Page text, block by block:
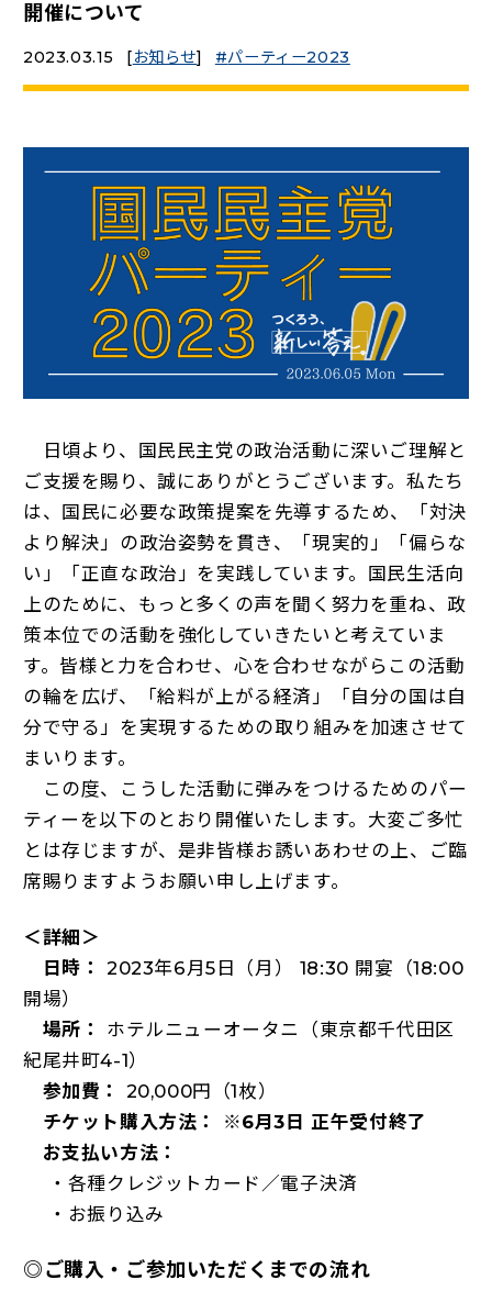
Go!Go!こくみんストア（新しいタブで開く）
国民民主党学生部（新しいタブで開く）
二次創作ガイドライン （新しいタブで開く）
プライバシーポリシー
特定商取引法に基づく表記
開催について
2023.03.15 [お知らせ] パーティー2023
日頃より、国民民主党の政治活動に深いご理解と
ご支援を賜り、誠にありがとうございます。私たち
は、国民に必要な政策提案を先導するため、「対決
より解決」の政治姿勢を貫き、「現実的」「偏らな
い」「正直な政治」を実践しています。国民生活向
上のために、もっと多くの声を聞く努力を重ね、政
策本位での活動を強化していきたいと考えていま
す。皆様と力を合わせ、心を合わせながらこの活動
の輪を広げ、「給料が上がる経済」「自分の国は自
分で守る」を実現するための取り組みを加速させて
まいります。
この度、こうした活動に弾みをつけるためのパー
ティーを以下のとおり開催いたします。大変ご多忙
とは存じますが、是非皆様お誘いあわせの上、ご臨
席賜りますようお願い申し上げます。
＜詳細＞
日時：
2023年6月5日（月） 18:30 開宴（18:00
開場）
場所：
ホテルニューオータニ（東京都千代田区
紀尾井町4-1）
参加費：
20,000円（1枚）
チケット購入方法：
※6月3日 正午受付終了
お支払い方法：
・各種クレジットカード／電子決済
・お振り込み
◎ご購入・ご参加いただくまでの流れ